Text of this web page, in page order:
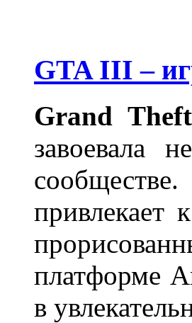
GTA III –
Grand
завоевала
привлекает
платформе
в